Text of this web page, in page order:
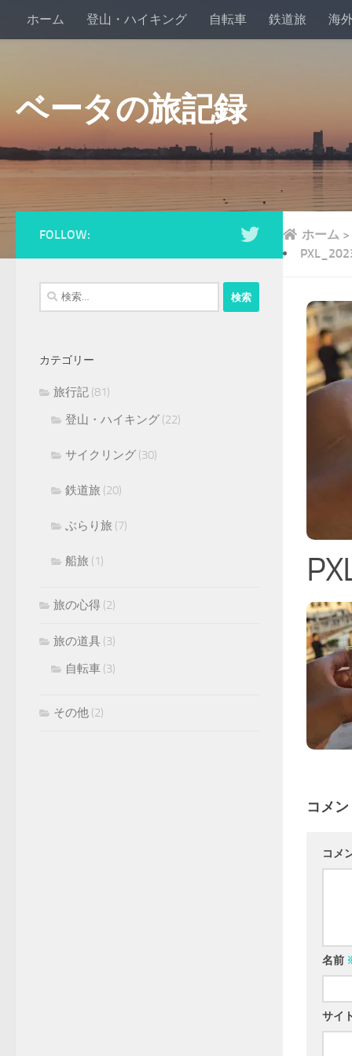
ホーム 登山・ハイキング 自転車 鉄道旅 海
ベータの旅記録
ホーム >
コメ
コメ
名前
サイ
FOLLOW:
検
索:
カテゴリー
旅行記 (81)
登山・ハイキング (22)
サイクリング (30)
鉄道旅 (20)
ぶらり旅 (7)
船旅 (1)
旅の心得 (2)
旅の道具 (3)
自転車 (3)
その他 (2)